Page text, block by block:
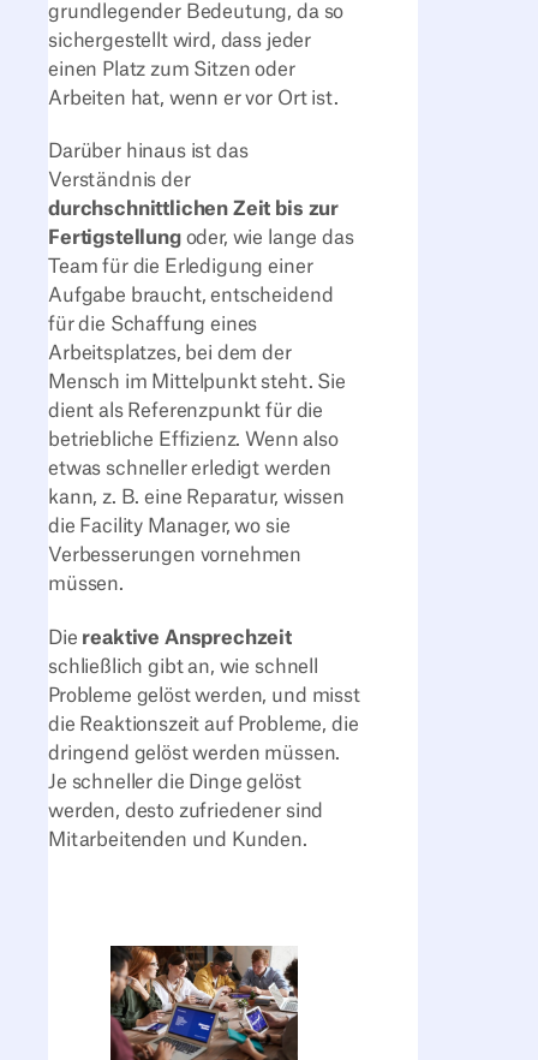
grundlegender Bedeutung, da so
sichergestellt wird, dass jeder
einen Platz zum Sitzen oder
Arbeiten hat, wenn er vor Ort ist.
Darüber hinaus ist das
Verständnis der
durchschnittlichen Zeit bis zur
Fertigstellungoder, wie lange das
Team für die Erledigung einer
Aufgabe braucht, entscheidend
für die Schaffung eines
Arbeitsplatzes, bei dem der
Mensch im Mittelpunkt steht. Sie
dient als Referenzpunkt für die
betriebliche Effizienz. Wenn also
etwas schneller erledigt werden
kann, z. B. eine Reparatur, wissen
die Facility Manager, wo sie
Verbesserungen vornehmen
müssen.
Die reaktive Ansprechzeit
schließlich gibt an, wie schnell
Probleme gelöst werden, und misst
die Reaktionszeit auf Probleme, die
dringend gelöst werden müssen.
Je schneller die Dinge gelöst
werden, desto zufriedener sind
Mitarbeitenden und Kunden.